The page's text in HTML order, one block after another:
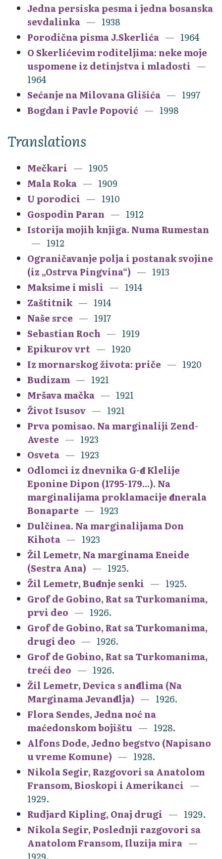
Jedna persiska pesma i jedna bosanska
sevdalinka
1938
Porodična pisma J.Skerlića
1964
O Skerlićevim roditeljima: neke moje
uspomene iz detinjstva i mladosti
1964
Sećanje na Milovana Glišića
1997
Bogdan i Pavle Popović
1998
Translations
Mečkari
1905
Mala Roka
1909
U porodici
1910
Gospodin Paran
1912
Istorija mojih knjiga. Numa Rumestan
1912
Ograničavanje polja i postanak svojine
(iz „Ostrva Pingvina“)
1913
Maksime i misli
1914
Zaštitnik
1914
Naše srce
1917
Sebastian Roch
1919
Epikurov vrt
1920
Iz mornarskog života: priče
1920
Budizam
1921
Mršava mačka
1921
Život Isusov
1921
Prva pomisao. Na marginaliji Zend-
Aveste
1923
Osveta
1923
Odlomci iz dnevnika G-đe Klelije
Eponine Dipon (1795-179...). Na
marginalijama proklamacije đenerala
Bonaparte
1923
Dulčinea. Na marginalijama Don
Kihota
1923
Žil Lemetr, Na marginama Eneide
(Sestra Ana)
1925.
Žil Lemetr, Buđenje senki
1925.
Grof de Gobino, Rat sa Turkomanima,
prvi deo
1926.
Grof de Gobino, Rat sa Turkomanima,
drugi deo
1926.
Grof de Gobino, Rat sa Turkomanima,
treći deo
1926.
Žil Lemetr, Devica s anđelima (Na
Marginama Jevanđelja)
1926.
Flora Sendes, Jedna noć na
maćedonskom bojištu
1928.
Alfons Dode, Jedno begstvo (Napisano
u vreme Komune)
1928.
Nikola Segir, Razgovori sa Anatolom
Fransom, Bioskopi i Amerikanci
1929.
Rudjard Kipling, Onaj drugi
1929.
Nikola Segir, Poslednji razgovori sa
Anatolom Fransom, Iluzija mira
1929.